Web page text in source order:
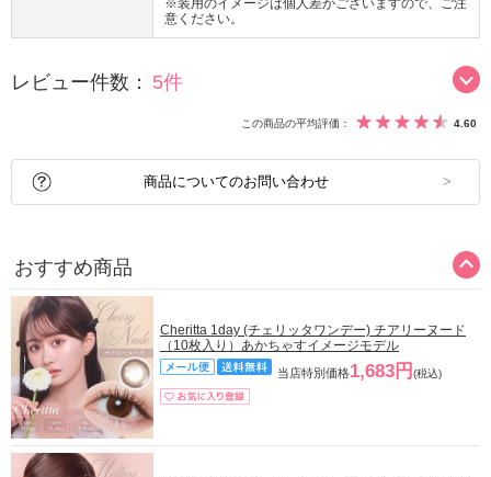
※装用のイメージは個人差がございますので、ご注
意ください。
レビュー件数： 5件
この商品の平均評価： 4.60
商品についてのお問い合わせ
おすすめ商品
Cheritta 1day (チェリッタワンデー) チアリーヌード
（10枚入り）あかちゃすイメージモデル
当店特別価格1,683円 (税込)